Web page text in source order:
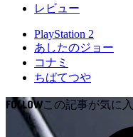
レビュー
PlayStation 2
あしたのジョー
コナミ
ちばてつや
FOLLOW